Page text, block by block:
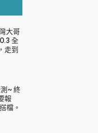
浸
大哥
全
走到
測~ 終
報
檔。